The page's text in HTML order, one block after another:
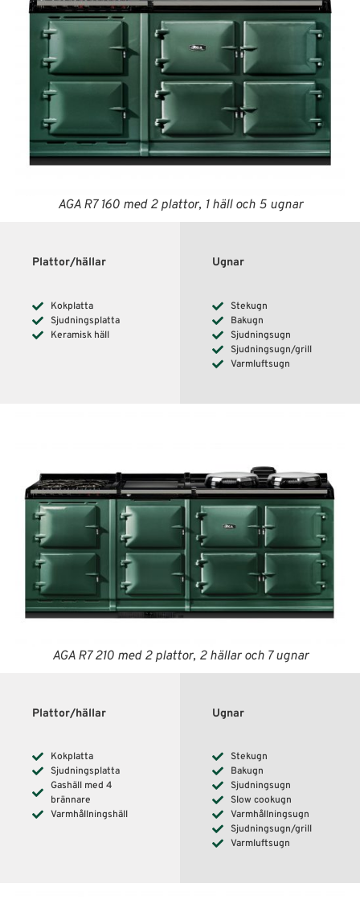
AGA R7 160 med 2 plattor, 1 häll och 5 ugnar
Plattor/hällar
Kokplatta
Sjudningsplatta
Keramisk häll
Ugnar
Stekugn
Bakugn
Sjudningsugn
Sjudningsugn/grill
Varmluftsugn
AGA R7 210 med 2 plattor, 2 hällar och 7 ugnar
Plattor/hällar
Kokplatta
Sjudningsplatta
Gashäll med 4
brännare
Varmhållningshäll
Ugnar
Stekugn
Bakugn
Sjudningsugn
Slow cookugn
Varmhållningsugn
Sjudningsugn/grill
Varmluftsugn